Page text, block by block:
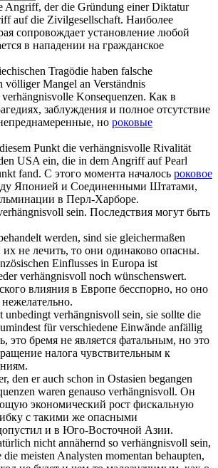
Angriff, der die Gründung einer Diktatur
auf die Zivilgesellschaft. Наиболее
сопровождает установление любой
в нападении на гражданское
Tragödie haben falsche
völliger Mangel an Verständnis
verhängnisvolle Konsequenzen. Как в
заблуждения и полное отсутствие
но роковые
Punkt die verhängnisvolle Rivalität
USA ein, die in dem Angriff auf Pearl
fand. С этого момента началось роковое
Японией и Соединенными Штатами,
в Перл-Харборе.
sein. Последствия могут быть
werden, sind sie gleichermaßen
их не лечить, то они одинаково опасны.
Einflusses in Europa ist
verhängnisvoll noch wünschenswert.
влияния в Европе бесспорно, но оно
unbedingtverhängnisvoll sein, sie sollte die
für verschiedene Einwände anfällig
это бремя не является фатальным, но это
налога чувствительным к
den er auch schon in Ostasien begangen
waren genauso verhängnisvoll. Он
экономический рост фискальную
с такими же опасными
и в Юго-Восточной Азии.
nicht annähernd so verhängnisvoll sein,
meisten Analysten momentan behaupten,